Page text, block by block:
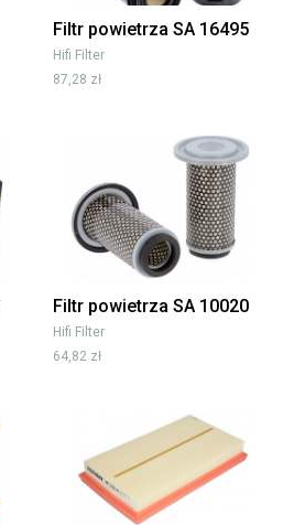
Filtr powietrza SA 16495
Hifi Filter
87,28 zł
Filtr powietrza SA 10020
Hifi Filter
64,82 zł